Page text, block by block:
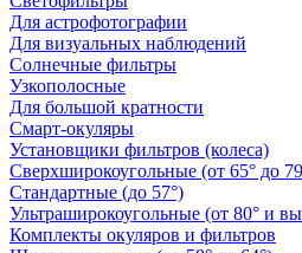
Для астрофотографии
Для визуальных наблюдений
Солнечные фильтры
Узкополосные
Для большой кратности
Смарт-окуляры
Установщики фильтров (колеса)
Сверхширокоугольные (от 65° до
Стандартные (до 57°)
Ультраширокоугольные (от 80° и
Комплекты окуляров и фильтров